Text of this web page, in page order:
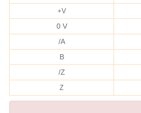
+V
0 V
/A
B
/Z
Z